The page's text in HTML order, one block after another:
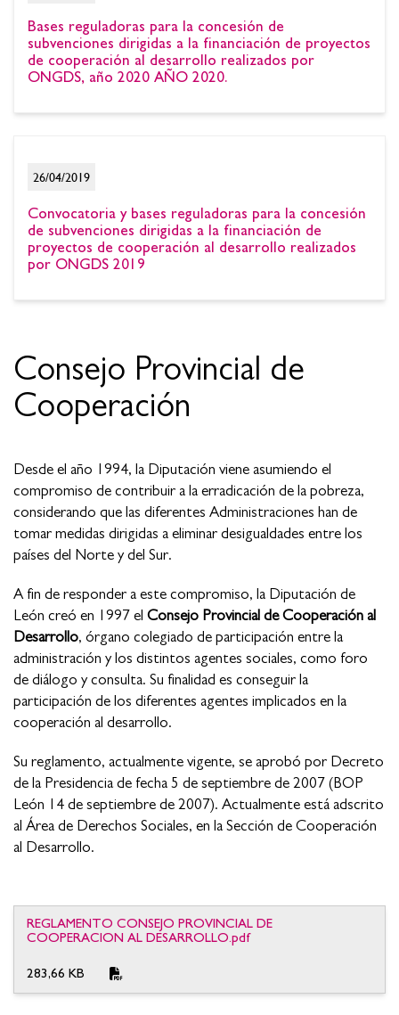
Bases reguladoras para la concesión de
subvenciones dirigidas a la financiación de proyectos
de cooperación al desarrollo realizados por
ONGDS, año 2020 AÑO 2020.
26/04/2019
Convocatoria y bases reguladoras para la concesión
de subvenciones dirigidas a la financiación de
proyectos de cooperación al desarrollo realizados
por ONGDS 2019
Consejo Provincial de
Cooperación
Desde el año 1994, la Diputación viene asumiendo el
compromiso de contribuir a la erradicación de la pobreza,
considerando que las diferentes Administraciones han de
tomar medidas dirigidas a eliminar desigualdades entre los
países del Norte y del Sur.
A fin de responder a este compromiso, la Diputación de
León creó en 1997 el Consejo Provincial de Cooperación al
Desarrollo, órgano colegiado de participación entre la
administración y los distintos agentes sociales, como foro
de diálogo y consulta. Su finalidad es conseguir la
participación de los diferentes agentes implicados en la
cooperación al desarrollo.
Su reglamento, actualmente vigente, se aprobó por Decreto
de la Presidencia de fecha 5 de septiembre de 2007 (BOP
León 14 de septiembre de 2007). Actualmente está adscrito
al Área de Derechos Sociales, en la Sección de Cooperación
al Desarrollo.
REGLAMENTO CONSEJO PROVINCIAL DE
COOPERACION AL DESARROLLO.pdf
283,66 KB